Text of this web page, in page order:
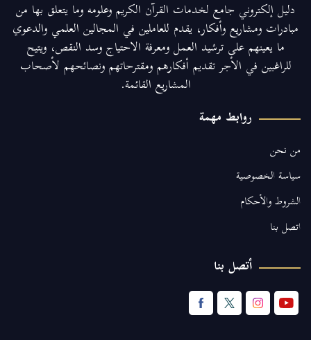
دليل إلكتروني جامع لخدمات القرآن الكريم وعلومه وما يتعلق بها من
مبادرات ومشاريع وأفكار، يقدم للعاملين في المجالين العلمي والدعوي
ما يعينهم على ترشيد العمل ومعرفة الاحتياج وسد النقص، ويتيح
للراغبين في الأجر تقديم أفكارهم ومقترحاتهم ونصائحهم لأصحاب
المشاريع القائمة.
روابط مهمة
من نحن
سياسة الخصوصية
الشروط والأحكام
اتصل بنا
أتصل بنا